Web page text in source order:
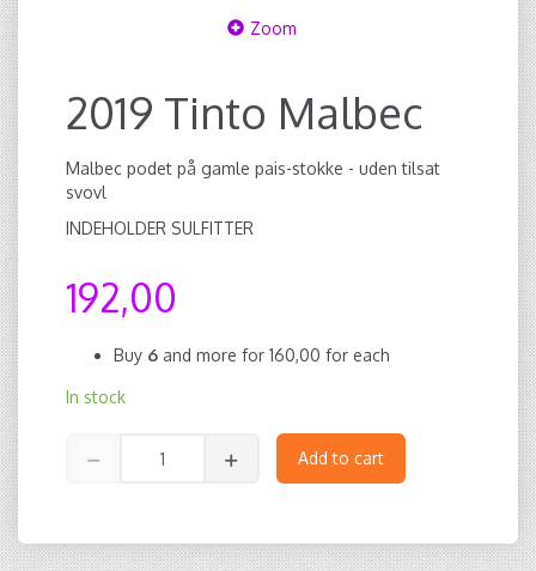
Zoom
2019 Tinto Malbec
Malbec podet på gamle pais-stokke - uden tilsat
svovl
INDEHOLDER SULFITTER
192,00
Buy 6 and more for 160,00 for each
In stock
Add to cart